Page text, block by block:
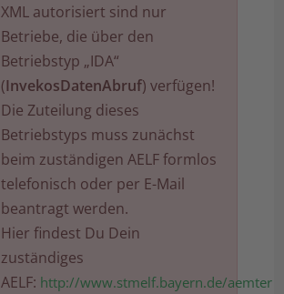
XML autorisiert sind nur
Betriebe, die über den
Betriebstyp „IDA“
(InvekosDatenAbruf) verfügen!
Die Zuteilung dieses
Betriebstyps muss zunächst
beim zuständigen AELF formlos
telefonisch oder per E-Mail
beantragt werden.
Hier findest Du Dein
zuständiges
AELF: http://www.stmelf.bayern.de/aemter